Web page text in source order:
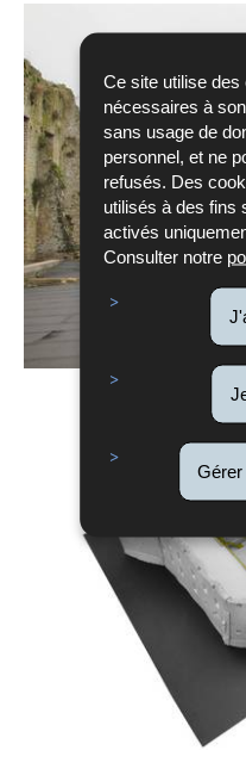
Ce site utilise
nécessaires à
sans usage de
personnel, et ne
refusés. Des
utilisés à des fins
activés
Consulter notre